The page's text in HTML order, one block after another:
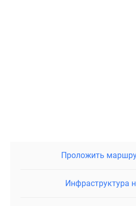
Проложить
Инфраструктура